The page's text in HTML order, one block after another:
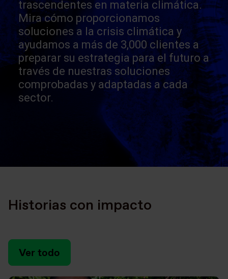
trascendentes en materia climática.
Mira cómo proporcionamos
soluciones a la crisis climática y
ayudamos a más de 3,000 clientes a
preparar su estrategia para el futuro a
través de nuestras soluciones
comprobadas y adaptadas a cada
sector.
Historias con impacto
Ver todo